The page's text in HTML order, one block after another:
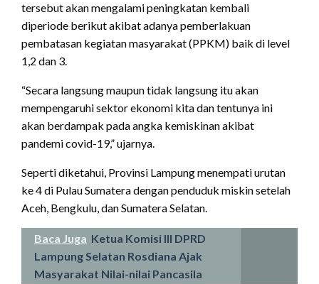
tersebut akan mengalami peningkatan kembali
diperiode berikut akibat adanya pemberlakuan
pembatasan kegiatan masyarakat (PPKM) baik di level
1,2 dan 3.
“Secara langsung maupun tidak langsung itu akan
mempengaruhi sektor ekonomi kita dan tentunya ini
akan berdampak pada angka kemiskinan akibat
pandemi covid-19,” ujarnya.
Seperti diketahui, Provinsi Lampung menempati urutan
ke 4 di Pulau Sumatera dengan penduduk miskin setelah
Aceh, Bengkulu, dan Sumatera Selatan.
Baca Juga Ketua Komisi III DPRD
Lampung Selatan Rosdiana Ajak
Masyarakat Nilai-nilai Pancasila